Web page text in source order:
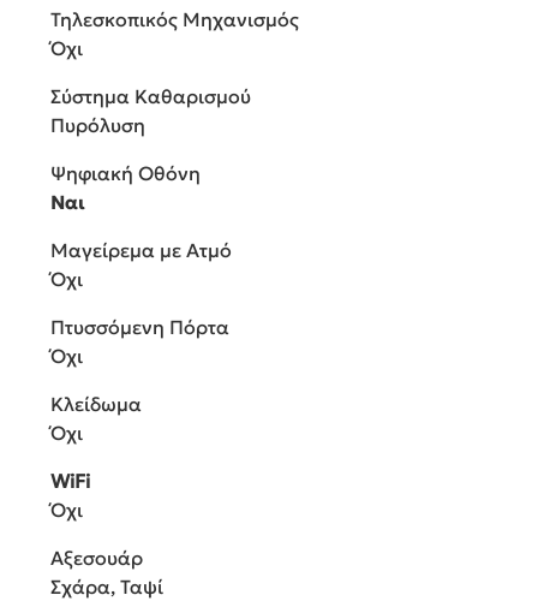
Τηλεσκοπικός Μηχανισμός
Όχι
Σύστημα Καθαρισμού
Πυρόλυση
Ψηφιακή Οθόνη
Ναι
Μαγείρεμα με Ατμό
Όχι
Πτυσσόμενη Πόρτα
Όχι
Κλείδωμα
Όχι
WiFi
Όχι
Αξεσουάρ
Σχάρα, Ταψί